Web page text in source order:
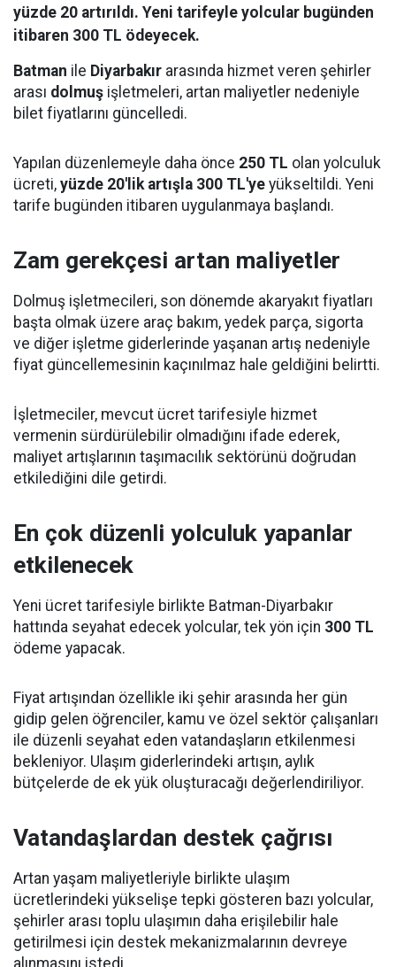
yüzde 20 artırıldı. Yeni tarifeyle yolcular bugünden
itibaren 300 TL ödeyecek.
Batman ile Diyarbakır arasında hizmet veren şehirler
arası dolmuş işletmeleri, artan maliyetler nedeniyle
bilet fiyatlarını güncelledi.
Yapılan düzenlemeyle daha önce 250 TL olan yolculuk
ücreti, yüzde 20'lik artışla 300 TL'ye yükseltildi. Yeni
tarife bugünden itibaren uygulanmaya başlandı.
Zam gerekçesi artan maliyetler
Dolmuş işletmecileri, son dönemde akaryakıt fiyatları
başta olmak üzere araç bakım, yedek parça, sigorta
ve diğer işletme giderlerinde yaşanan artış nedeniyle
fiyat güncellemesinin kaçınılmaz hale geldiğini belirtti.
İşletmeciler, mevcut ücret tarifesiyle hizmet
vermenin sürdürülebilir olmadığını ifade ederek,
maliyet artışlarının taşımacılık sektörünü doğrudan
etkilediğini dile getirdi.
En çok düzenli yolculuk yapanlar
etkilenecek
Yeni ücret tarifesiyle birlikte Batman-Diyarbakır
hattında seyahat edecek yolcular, tek yön için 300 TL
ödeme yapacak.
Fiyat artışından özellikle iki şehir arasında her gün
gidip gelen öğrenciler, kamu ve özel sektör çalışanları
ile düzenli seyahat eden vatandaşların etkilenmesi
bekleniyor. Ulaşım giderlerindeki artışın, aylık
bütçelerde de ek yük oluşturacağı değerlendiriliyor.
Vatandaşlardan destek çağrısı
Artan yaşam maliyetleriyle birlikte ulaşım
ücretlerindeki yükselişe tepki gösteren bazı yolcular,
şehirler arası toplu ulaşımın daha erişilebilir hale
getirilmesi için destek mekanizmalarının devreye